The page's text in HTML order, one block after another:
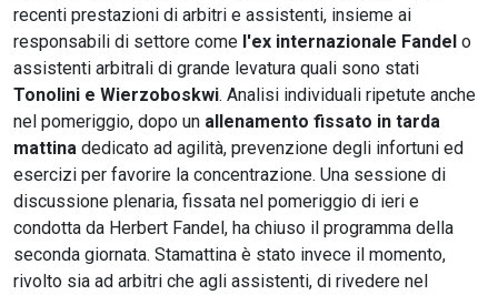
recenti prestazioni di arbitri e assistenti, insieme ai
responsabili di settore come l'ex internazionale Fandel o
assistenti arbitrali di grande levatura quali sono stati
Tonolini e Wierzoboskwi. Analisi individuali ripetute anche
nel pomeriggio, dopo un allenamento fissato in tarda
mattina dedicato ad agilità, prevenzione degli infortuni ed
esercizi per favorire la concentrazione. Una sessione di
discussione plenaria, fissata nel pomeriggio di ieri e
condotta da Herbert Fandel, ha chiuso il programma della
seconda giornata. Stamattina è stato invece il momento,
rivolto sia ad arbitri che agli assistenti, di rivedere nel